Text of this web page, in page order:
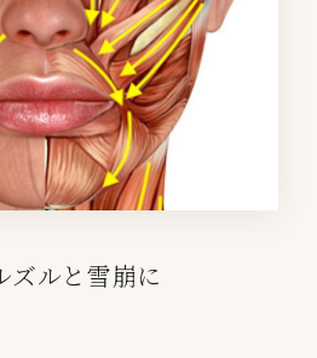
ズルと雪崩に